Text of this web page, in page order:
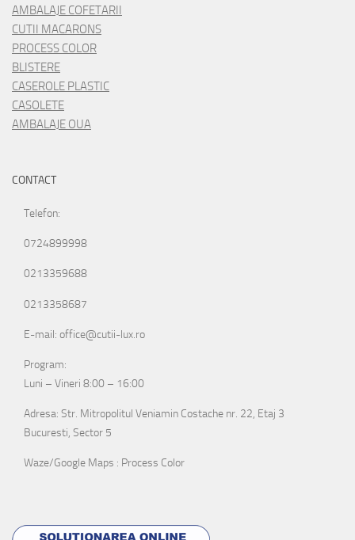
AMBALAJE COFETARII
CUTII MACARONS
PROCESS COLOR
BLISTERE
CASEROLE PLASTIC
CASOLETE
AMBALAJE OUA
CONTACT
Telefon:
0724899998
0213359688
0213358687
E-mail: office@cutii-lux.ro
Program:
Luni – Vineri 8:00 – 16:00
Adresa: Str. Mitropolitul Veniamin Costache nr. 22, Etaj 3
Bucuresti, Sector 5
Waze/Google Maps : Process Color